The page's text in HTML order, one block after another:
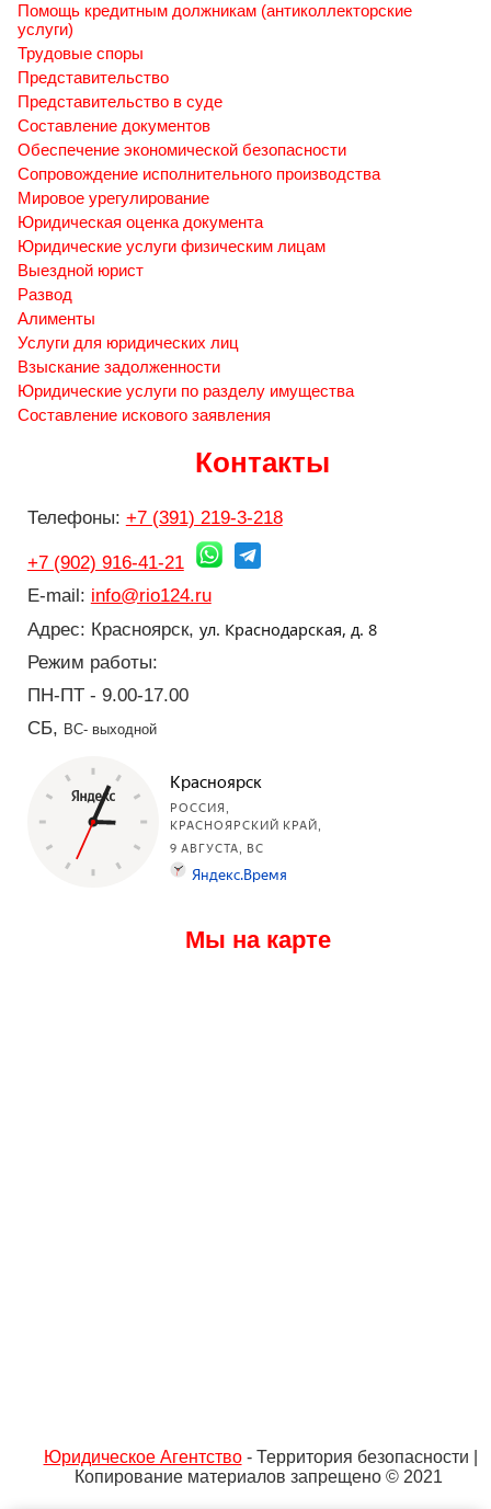
Помощь кредитным должникам (антиколлекторские
услуги)
Трудовые споры
Представительство
Представительство в суде
Составление документов
Обеспечение экономической безопасности
Сопровождение исполнительного производства
Мировое урегулирование
Юридическая оценка документа
Юридические услуги физическим лицам
Выездной юрист
Развод
Алименты
Услуги для юридических лиц
Взыскание задолженности
Юридические услуги по разделу имущества
Составление искового заявления
Контакты
Телефоны: +7 (391) 219-3-218
+7 (902) 916-41-21
E-mail: info@rio124.ru
Адрес: Красноярск, ул. Краснодарская, д. 8
Режим работы:
ПН-ПТ - 9.00-17.00
СБ, ВС- выходной
Мы на карте
Юридическое Агентство- Территория безопасности |
Копирование материалов запрещено © 2021